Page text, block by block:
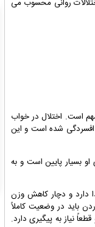
روانی محسوب می
است. اختلال در خواب
افسردگی شده است و این
بسیار پایین است و به
و دچار کاهش وزن
باید در وضعیت کاملاً
نیاز به پیگیری دارد.